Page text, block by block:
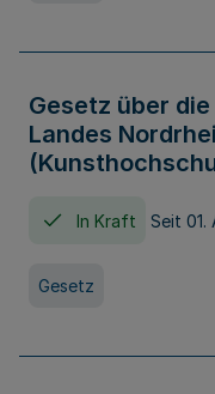
Gesetz über
Landes
In Kraft Seit 01.
Gesetz